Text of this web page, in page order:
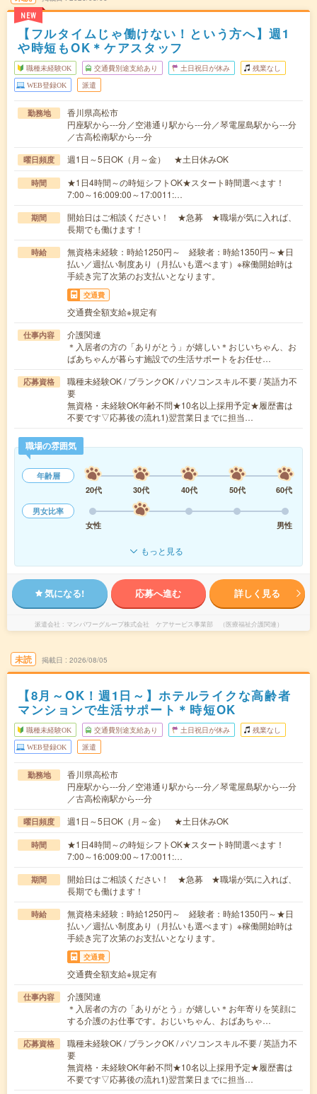
NEW
【フルタイムじゃ働けない！という方へ】週1
や時短もOK＊ケアスタッフ
職種未経験OK 交通費別途支給あり 土日祝日が休み 残業なし
WEB登録OK 派遣
勤務地
香川県高松市
円座駅から---分／空港通り駅から---分／琴電屋島駅から---分
／古高松南駅から---分
曜日頻度 週1日～5日OK（月～金） ★土日休みOK
時間
★1日4時間～の時短シフトOK★スタート時間選べます！
7:00～16:009:00～17:0011:…
期間
開始日はご相談ください！ ★急募 ★職場が気に入れば、
長期でも働けます！
時給
無資格未経験：時給1250円～ 経験者：時給1350円～★日
払い／週払い制度あり（月払いも選べます）※稼働開始時は
手続き完了次第のお支払いとなります。
交通費
交通費全額支給※規定有
仕事内容
介護関連
＊入居者の方の「ありがとう」が嬉しい＊おじいちゃん、お
ばあちゃんが暮らす施設での生活サポートをお任せ…
応募資格
職種未経験OK / ブランクOK / パソコンスキル不要 / 英語力不
要
無資格・未経験OK年齢不問★10名以上採用予定★履歴書は
不要です▽応募後の流れ1)翌営業日までに担当…
職場の雰囲気
年齢層
20代
30代 40代 50代
60代
男女比率
女性
男性
もっと見る
気になる! 応募へ進む 詳しく見る
派遣会社 マンパワーグループ株式会社 ケアサービス事業部 （医療福祉介護関連）
未読 掲載日 2026/08/05
【8月～OK！週1日～】ホテルライクな高齢者
マンションで生活サポート＊時短OK
職種未経験OK 交通費別途支給あり 土日祝日が休み 残業なし
WEB登録OK 派遣
勤務地
香川県高松市
円座駅から---分／空港通り駅から---分／琴電屋島駅から---分
／古高松南駅から---分
曜日頻度 週1日～5日OK（月～金） ★土日休みOK
時間
★1日4時間～の時短シフトOK★スタート時間選べます！
7:00～16:009:00～17:0011:…
期間
開始日はご相談ください！ ★急募 ★職場が気に入れば、
長期でも働けます！
時給
無資格未経験：時給1250円～ 経験者：時給1350円～★日
払い／週払い制度あり（月払いも選べます）※稼働開始時は
手続き完了次第のお支払いとなります。
交通費
交通費全額支給※規定有
仕事内容
介護関連
＊入居者の方の「ありがとう」が嬉しい＊お年寄りを笑顔に
する介護のお仕事です。おじいちゃん、おばあちゃ…
応募資格
職種未経験OK / ブランクOK / パソコンスキル不要 / 英語力不
要
無資格・未経験OK年齢不問★10名以上採用予定★履歴書は
不要です▽応募後の流れ1)翌営業日までに担当…